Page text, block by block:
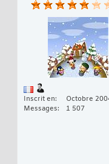
Inscrit en
Octobre
Messages
1 507